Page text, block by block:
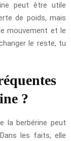
peut être utile
de poids, mais
mouvement et le
le reste, tu
?
la berbérine peut
les faits, elle